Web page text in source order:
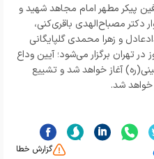
پیکر مطهر امام مجاهد شهید و
دکتر مصباح‌الهدی باقری‌کنی،
و زهرا محمدی گلپایگانی
تهران برگزار می‌شود؛ آیین وداع
خمینی(ره) آغاز خواهد شد و تشییع
گزارش خطا